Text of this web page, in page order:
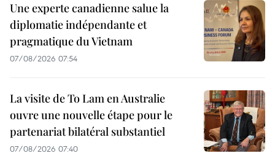
Une experte canadienne salue la
diplomatie indépendante et
pragmatique du Vietnam
07/08/2026 07:54
La visite de To Lam en Australie
ouvre une nouvelle étape pour le
partenariat bilatéral substantiel
07/08/2026 07:40